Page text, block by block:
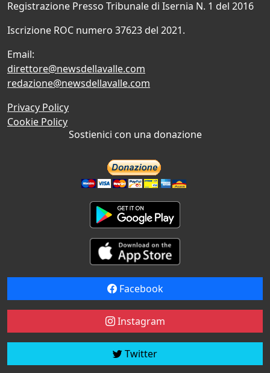
Registrazione Presso Tribunale di Isernia N. 1 del 2016
Iscrizione ROC numero 37623 del 2021.
Email:
direttore@newsdellavalle.com
redazione@newsdellavalle.com
Privacy Policy
Cookie Policy
Sostienici con una donazione
Facebook
Instagram
Twitter